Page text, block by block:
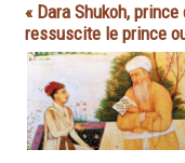
« Dara Shukoh,
ressuscite le prince